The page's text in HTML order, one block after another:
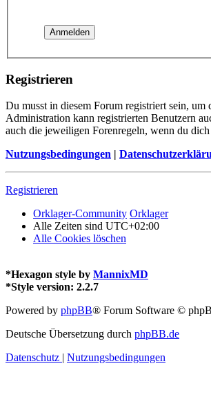
Registrieren
Du musst in diesem Forum registriert sein,
Administration kann registrierten Benutzern
auch die jeweiligen Forenregeln, wenn du
Nutzungsbedingungen |
Registrieren
Orklager-Community Orklager
Alle Zeiten sind UTC+02:00
Alle Cookies löschen
*Hexagon style by MannixMD
*Style version: 2.2.7
Powered by phpBB® Forum Software ©
Deutsche Übersetzung durch phpBB.de
Datenschutz | Nutzungsbedingungen